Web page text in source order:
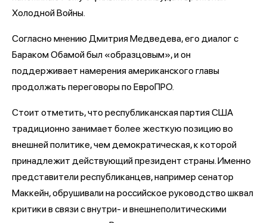
Холодной Войны.
Согласно мнению Дмитрия Медведева, его диалог с
Бараком Обамой был «образцовым», и он
поддерживает намерения американского главы
продолжать переговоры по ЕвроПРО.
Стоит отметить, что республиканская партия США
традиционно занимает более жесткую позицию во
внешней политике, чем демократическая, к которой
принадлежит действующий президент страны. Именно
представители республиканцев, например сенатор
Маккейн, обрушивали на российское руководство шквал
критики в связи с внутри- и внешнеполитическими